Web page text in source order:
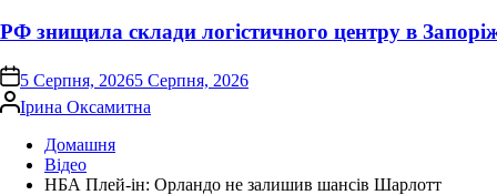
РФ знищила склади логістичного центру в
on 5 Серпня, 20265 Серпня, 2026
Опубліковано
Ірина Оксамитна
Домашня
Відео
НБА Плей-ін: Орландо не залишив шансів Шарлотт